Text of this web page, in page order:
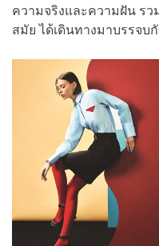
ความจริงและความฝัน ร
สมัย ได้เดินทางมาบรรจบ